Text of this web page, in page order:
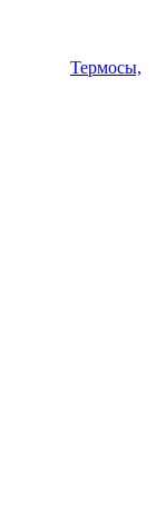
Термосы,